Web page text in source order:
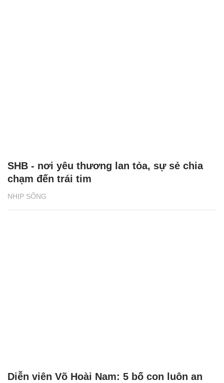
NHỊP SỐNG
SHB - nơi yêu thương lan tỏa, sự sẻ chia
chạm đến trái tim
Diễn viên Võ Hoài Nam: 5 bố con luôn an